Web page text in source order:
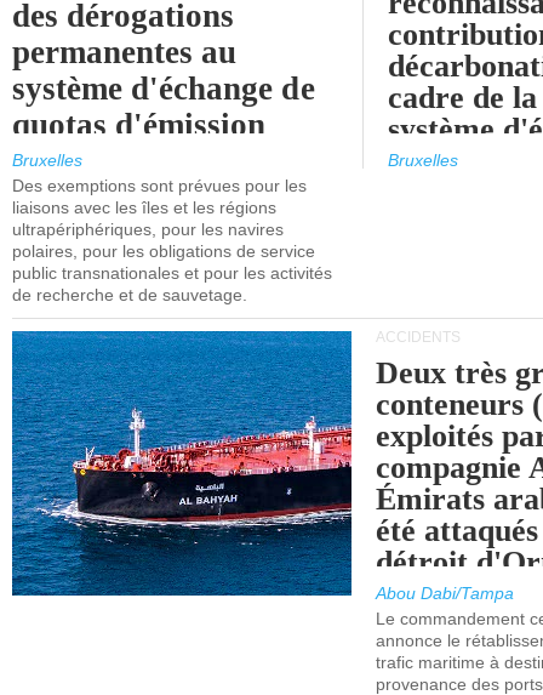
des dérogations
permanentes au
système d'échange de
quotas d'émission
maritimes de l'UE
après 2030.
Bruxelles
Des exemptions sont prévues pour les
liaisons avec les îles et les régions
ultrapériphériques, pour les navires
polaires, pour les obligations de service
public transnationales et pour les activités
de recherche et de sauvetage.
cadre de
système
quotas
Bruxelles
ACCIDENTS
Deux très
conteneurs
exploités
compagnie
Émirats
été
détroit
Abou Dabi/Tampa
Le commandement
annonce le
trafic maritime à
provenance des